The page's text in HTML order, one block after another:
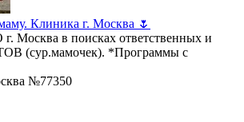
Клиника г. Москва 🌷
Москва в поисках ответственных и
(сур.мамочек). *Программы с
№77350